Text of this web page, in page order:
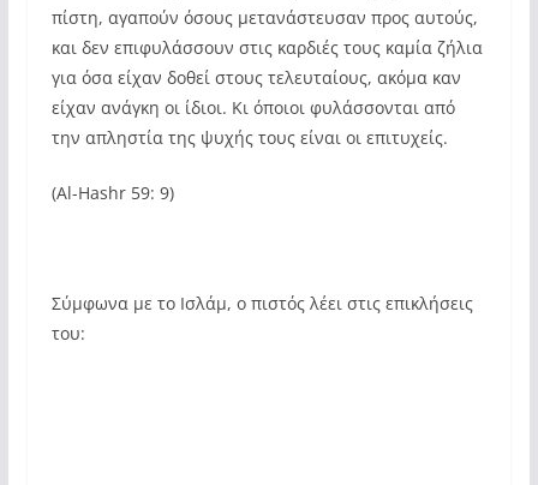
πίστη, αγαπούν όσους μετανάστευσαν προς αυτούς,
και δεν επιφυλάσσουν στις καρδιές τους καμία ζήλια
για όσα είχαν δοθεί στους τελευταίους, ακόμα καν
είχαν ανάγκη οι ίδιοι. Κι όποιοι φυλάσσονται από
την απληστία της ψυχής τους είναι οι επιτυχείς.
(Al-Hashr 59: 9)
Σύμφωνα με το Ισλάμ, ο πιστός λέει στις επικλήσεις
του: